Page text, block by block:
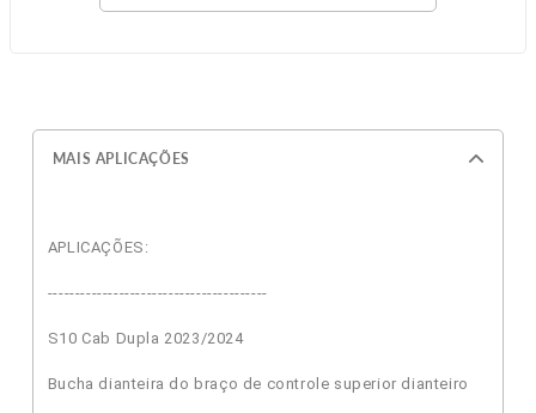
MAIS APLICAÇÕES
APLICAÇÕES:
----------------------------------------
S10 Cab Dupla 2023/2024
Bucha dianteira do braço de controle superior dianteiro